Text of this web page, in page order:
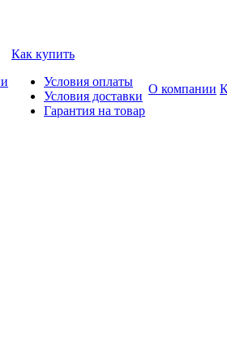
Как купить
Условия оплаты
Условия доставки
Гарантия на товар
О компании